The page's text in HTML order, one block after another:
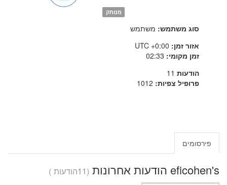
מנותק
סוג משתמש: משתמש
אזור זמן: UTC +0:00
זמן מקומי: 02:33
הודעות 11
פרופיל צפיות: 1012
פירסומים
eficohen's הודעות אחרונות (11הודעות )